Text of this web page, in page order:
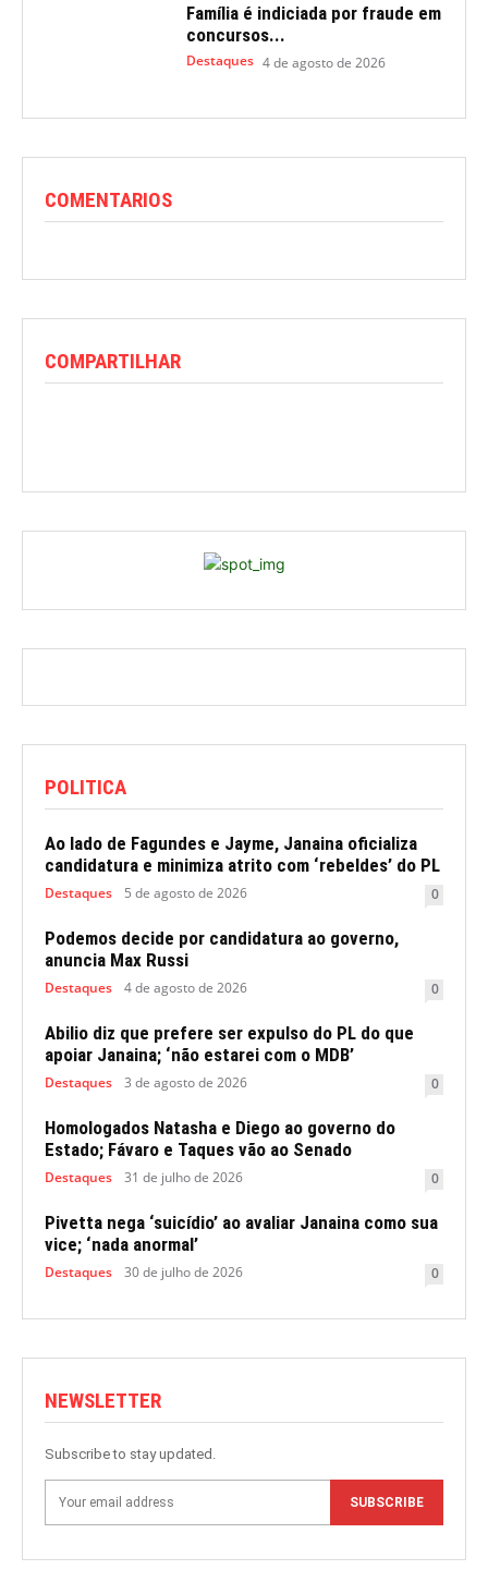
Família é indiciada por fraude em
concursos...
Destaques 4 de agosto de 2026
COMENTARIOS
COMPARTILHAR
POLITICA
Ao lado de Fagundes e Jayme, Janaina oficializa
candidatura e minimiza atrito com ‘rebeldes’ do PL
Destaques 5 de agosto de 2026 0
Podemos decide por candidatura ao governo,
anuncia Max Russi
Destaques 4 de agosto de 2026 0
Abilio diz que prefere ser expulso do PL do que
apoiar Janaina; ‘não estarei com o MDB’
Destaques 3 de agosto de 2026 0
Homologados Natasha e Diego ao governo do
Estado; Fávaro e Taques vão ao Senado
Destaques 31 de julho de 2026 0
Pivetta nega ‘suicídio’ ao avaliar Janaina como sua
vice; ‘nada anormal’
Destaques 30 de julho de 2026 0
NEWSLETTER
Subscribe to stay updated.
SUBSCRIBE